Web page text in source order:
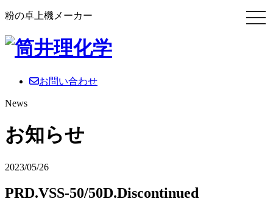
粉の卓上機メーカー
お問い合わせ
News
お知らせ
2023/05/26
PRD.VSS-50/50D.Discontinued